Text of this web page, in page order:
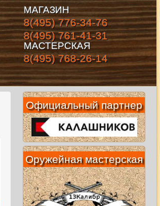
МАГАЗИН
8(495) 776-34-76
8(495) 761-41-31
МАСТЕРСКАЯ
8(495) 768-26-14
Официальный партнер
Оружейная мастерская